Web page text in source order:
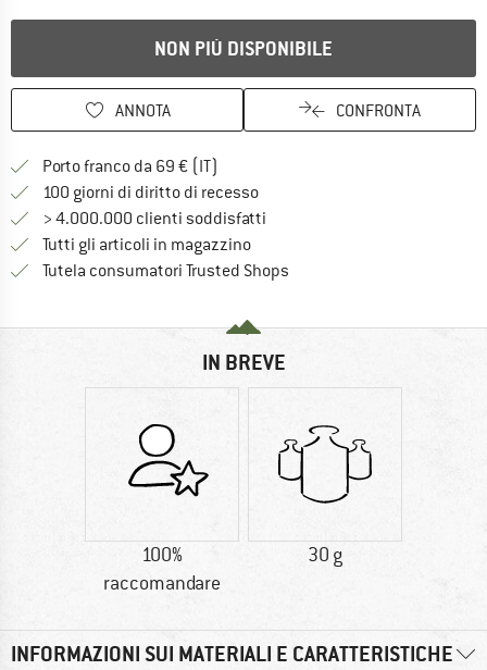
NON PIÙ DISPONIBILE
ANNOTA CONFRONTA
Porto franco da 69 € (IT)
100 giorni di diritto di recessoVai alla politica di recesso qui
> 4.000.000 clienti soddisfatti
Tutti gli articoli in magazzino
Tutela consumatori Trusted Shops
IN BREVE
100%
raccomandare
30 g
INFORMAZIONI SUI MATERIALI E CARATTERISTICHE